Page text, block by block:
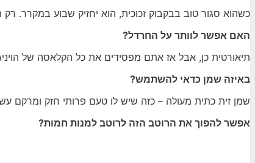
כשהוא סגור טוב בבקבוק זכוכית, הוא יחזיק שבוע במקרר. רק תזכרו להוציא אותו 10 דקות לפני
האם אפשר לוותר על החרדל?
תיאורטית כן, אבל אז אתם מפסידים את כל הקלאסה של
באיזה שמן כדאי להשתמש?
שמן זית כתית מעולה – כזה שיש לו טעם פרותי חזק ומרקם
אפשר להפוך את הרוטב הזה לרוטב למנות חמות?